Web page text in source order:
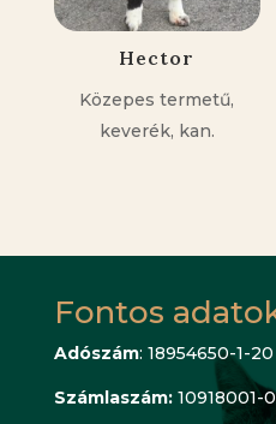
Hector
Közepes termetű,
keverék, kan.
Fontos
Adószám: 18954650-1-20
Számlaszám: 10918001-